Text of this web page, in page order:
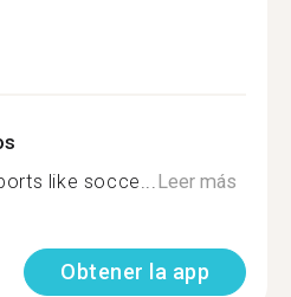
like socce...Leer más
Obtener la app